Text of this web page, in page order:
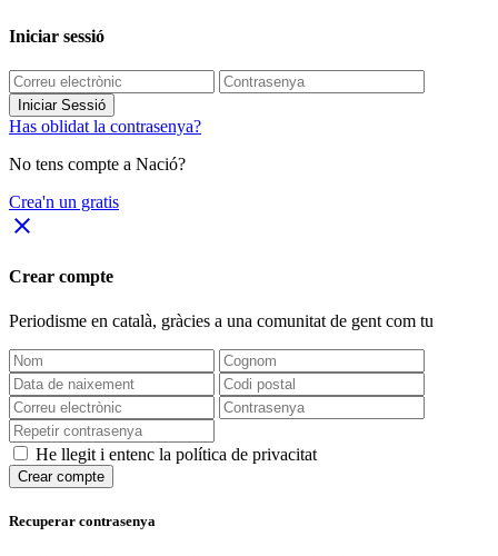
Iniciar sessió
Iniciar Sessió
Has oblidat la contrasenya?
No tens compte a Nació?
Crea'n un gratis
close
Crear compte
Periodisme en català, gràcies a una comunitat de gent com tu
He llegit i entenc la política de privacitat
Crear compte
Recuperar contrasenya